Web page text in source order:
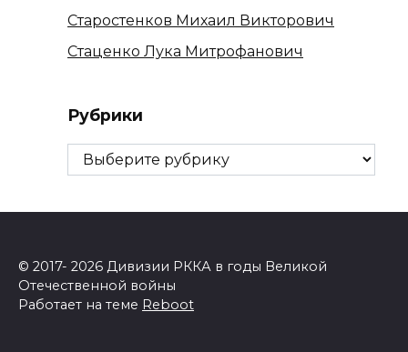
Старостенков Михаил Викторович
Стаценко Лука Митрофанович
Рубрики
Рубрики
© 2017- 2026 Дивизии РККА в годы Великой
Отечественной войны
Работает на теме Reboot